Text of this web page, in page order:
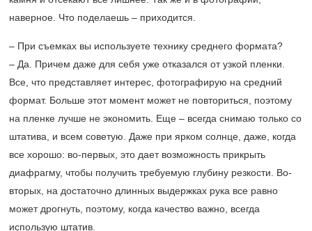
наверное. Что поделаешь – приходится.
– При съемках вы используете технику среднего формата?
– Да. Причем даже для себя уже отказался от узкой пленки.
Все, что представляет интерес, фотографирую на средний
формат. Больше этот момент может не повториться, поэтому
на пленке лучше не экономить. Еще – всегда снимаю только со
штатива, и всем советую. Даже при ярком солнце, даже, когда
все хорошо: во-первых, это дает возможность прикрыть
диафрагму, чтобы получить требуемую глубину резкости. Во-
вторых, на достаточно длинных выдержках рука все равно
может дрогнуть, поэтому, когда качество важно, всегда
использую штатив.